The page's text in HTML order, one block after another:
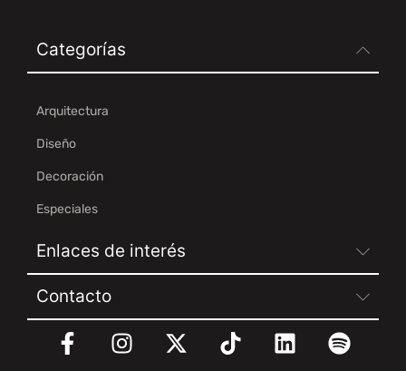
Categorías
Arquitectura
Diseño
Decoración
Especiales
Enlaces de interés
Contacto